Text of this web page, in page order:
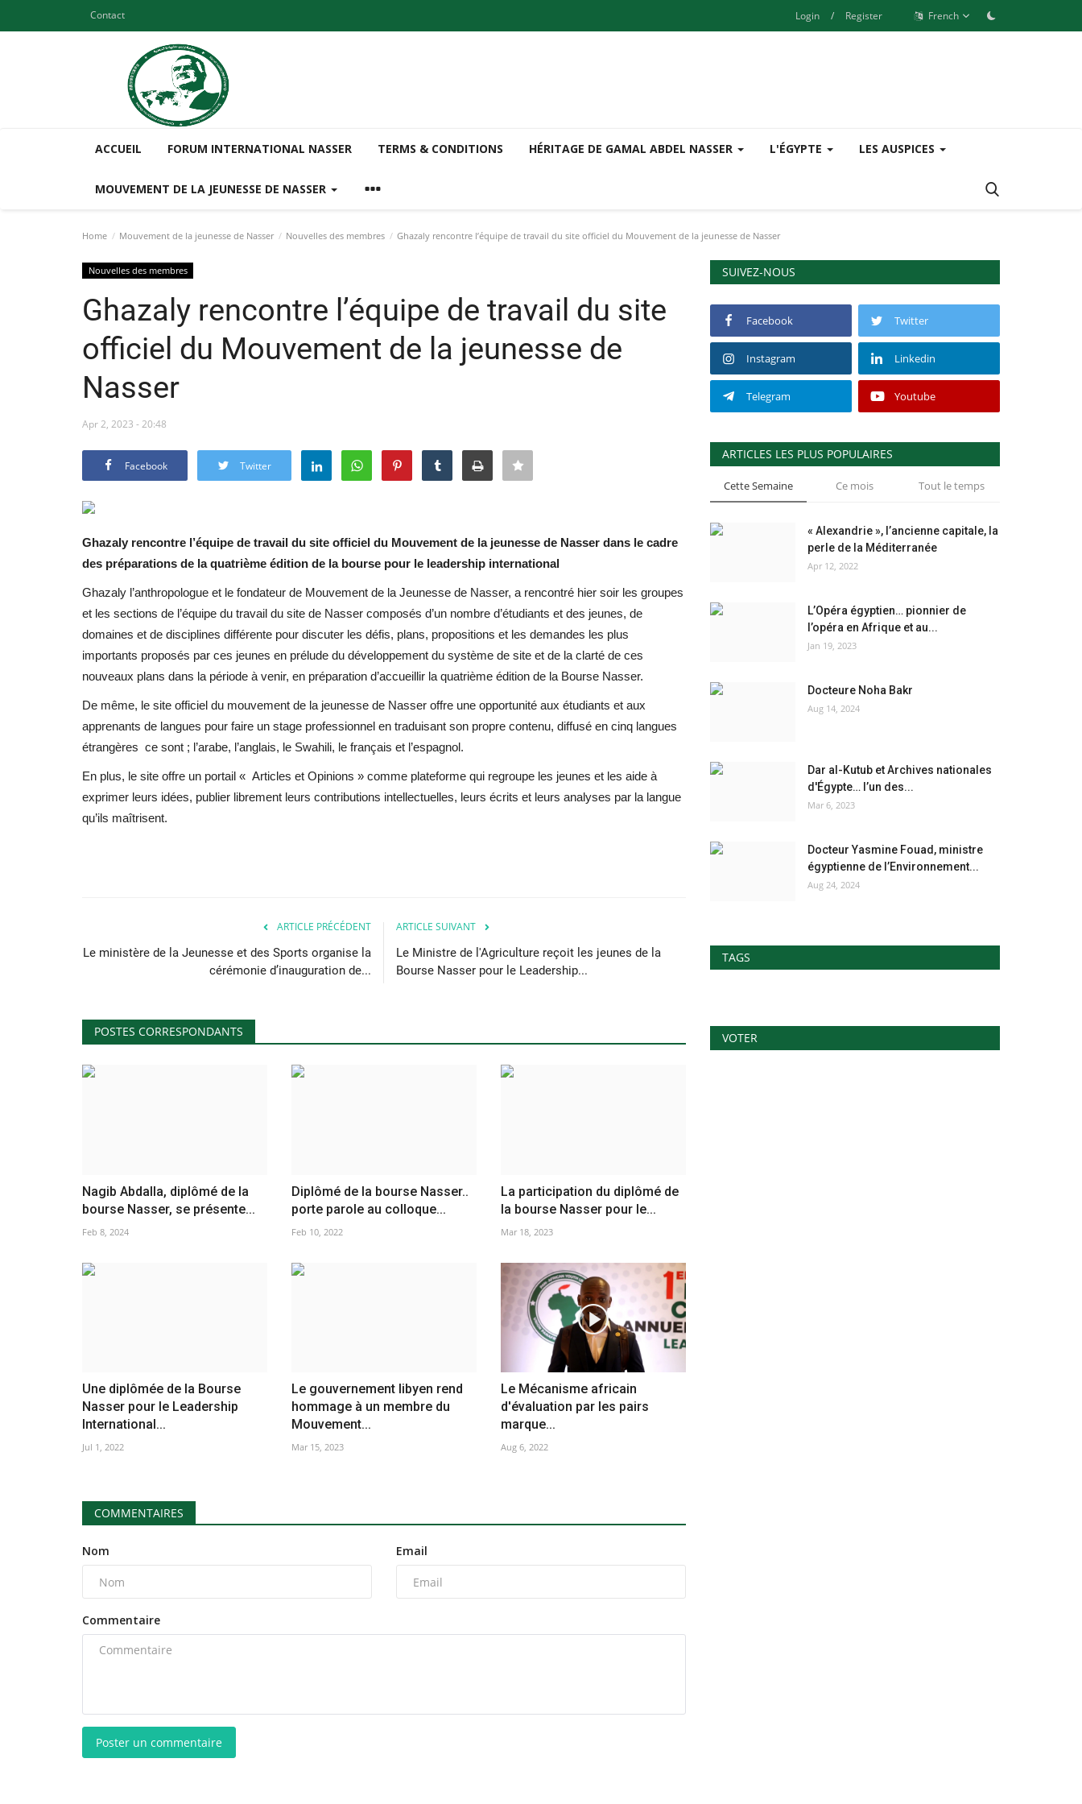
Contact Login / Register French
ACCUEIL FORUM INTERNATIONAL NASSER TERMS & CONDITIONS HÉRITAGE DE GAMAL ABDEL NASSER L'ÉGYPTE LES AUSPICES
MOUVEMENT DE LA JEUNESSE DE NASSER
Home Mouvement de la jeunesse de Nasser Nouvelles des membres Ghazaly rencontre l’équipe de travail du site officiel du Mouvement de la jeunesse de Nasser
Nouvelles des membres
Ghazaly rencontre l’équipe de travail du site
officiel du Mouvement de la jeunesse de
Nasser
Apr 2, 2023 - 20:48
Facebook Twitter
Ghazaly rencontre l’équipe de travail du site officiel du Mouvement de la jeunesse de Nasser dans le cadre
des préparations de la quatrième édition de la bourse pour le leadership international
Ghazaly l’anthropologue et le fondateur de Mouvement de la Jeunesse de Nasser, a rencontré hier soir les groupes
et les sections de l’équipe du travail du site de Nasser composés d’un nombre d’étudiants et des jeunes, de
domaines et de disciplines différente pour discuter les défis, plans, propositions et les demandes les plus
importants proposés par ces jeunes en prélude du développement du système de site et de la clarté de ces
nouveaux plans dans la période à venir, en préparation d’accueillir la quatrième édition de la Bourse Nasser.
De même, le site officiel du mouvement de la jeunesse de Nasser offre une opportunité aux étudiants et aux
apprenants de langues pour faire un stage professionnel en traduisant son propre contenu, diffusé en cinq langues
étrangères ce sont ; l’arabe, l’anglais, le Swahili, le français et l’espagnol.
En plus, le site offre un portail « Articles et Opinions » comme plateforme qui regroupe les jeunes et les aide à
exprimer leurs idées, publier librement leurs contributions intellectuelles, leurs écrits et leurs analyses par la langue
qu’ils maîtrisent.
ARTICLE PRÉCÉDENT
Le ministère de la Jeunesse et des Sports organise la
cérémonie d’inauguration de...
ARTICLE SUIVANT
Le Ministre de l'Agriculture reçoit les jeunes de la
Bourse Nasser pour le Leadership...
POSTES CORRESPONDANTS
Nagib Abdalla, diplômé de la
bourse Nasser, se présente...
Feb 8, 2024
Diplômé de la bourse Nasser..
porte parole au colloque...
Feb 10, 2022
La participation du diplômé de
la bourse Nasser pour le...
Mar 18, 2023
Une diplômée de la Bourse
Nasser pour le Leadership
International...
Jul 1, 2022
Le gouvernement libyen rend
hommage à un membre du
Mouvement...
Mar 15, 2023
Le Mécanisme africain
d'évaluation par les pairs
marque...
Aug 6, 2022
COMMENTAIRES
Nom Email
Commentaire
Poster un commentaire
SUIVEZ-NOUS
Facebook Twitter
Instagram Linkedin
Telegram Youtube
ARTICLES LES PLUS POPULAIRES
Cette Semaine Ce mois Tout le temps
« Alexandrie », l’ancienne capitale, la
perle de la Méditerranée
Apr 12, 2022
L’Opéra égyptien… pionnier de
l’opéra en Afrique et au...
Jan 19, 2023
Docteure Noha Bakr
Aug 14, 2024
Dar al-Kutub et Archives nationales
d'Égypte… l’un des...
Mar 6, 2023
Docteur Yasmine Fouad, ministre
égyptienne de l’Environnement...
Aug 24, 2024
TAGS
VOTER